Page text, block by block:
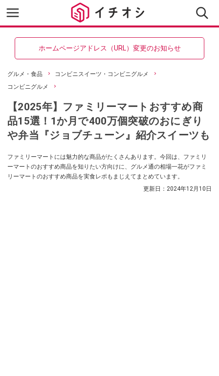
ホームページアドレス（URL）変更のお知らせ
グルメ・食品
コンビニスイーツ・コンビニグルメ
コンビニグルメ
【2025年】ファミリーマートおすすめ商
品15選！1か月で400万個突破のおにぎり
や弁当『ジョブチューン』紹介スイーツも
ファミリーマートには魅力的な商品がたくさんあります。今回は、ファミリ
ーマートのおすすめ商品を知りたい方向けに、グルメ通の相場一花がファミ
リーマートのおすすめ商品を実食レポもまじえてまとめています。
更新日： 2024年12月10日